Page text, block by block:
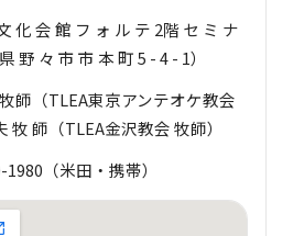
化 会 館 フ ォ ル テ 2階 セ ミ ナ
野 々 市 市 本 町 5 - 4 - 1）
師（TLEA東京アンテオケ教会
牧 師（TLEA金沢教会 牧師）
（米田・携帯）